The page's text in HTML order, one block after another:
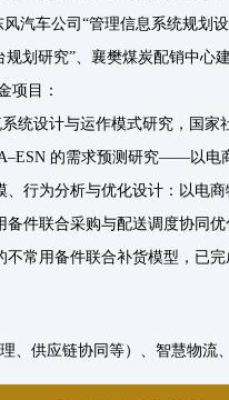
汽车公司“管理信息系统规
划研究”、襄樊煤炭配销中心
项目：
统设计与运作模式研究，国家
的需求预测研究——以电
行为分析与优化设计：以电
件联合采购与配送调度协同
常用备件联合补货模型，已
、供应链协同等）、智慧物流